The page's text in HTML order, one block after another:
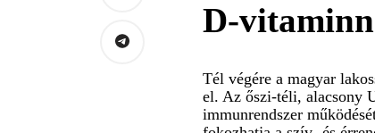
D-
Tél végére a magyar
el. Az őszi-téli, alacsony
immunrendszer